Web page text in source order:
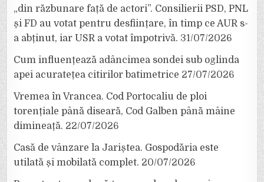
„din răzbunare față de actori”. Consilierii PSD, PNL
și FD au votat pentru desființare, în timp ce AUR s-
a abținut, iar USR a votat împotrivă. 31/07/2026
Cum influențează adâncimea sondei sub oglinda
apei acuratețea citirilor batimetrice 27/07/2026
Vremea în Vrancea. Cod Portocaliu de ploi
torențiale până diseară, Cod Galben până mâine
dimineață. 22/07/2026
Casă de vânzare la Jariștea. Gospodăria este
utilată și mobilată complet. 20/07/2026